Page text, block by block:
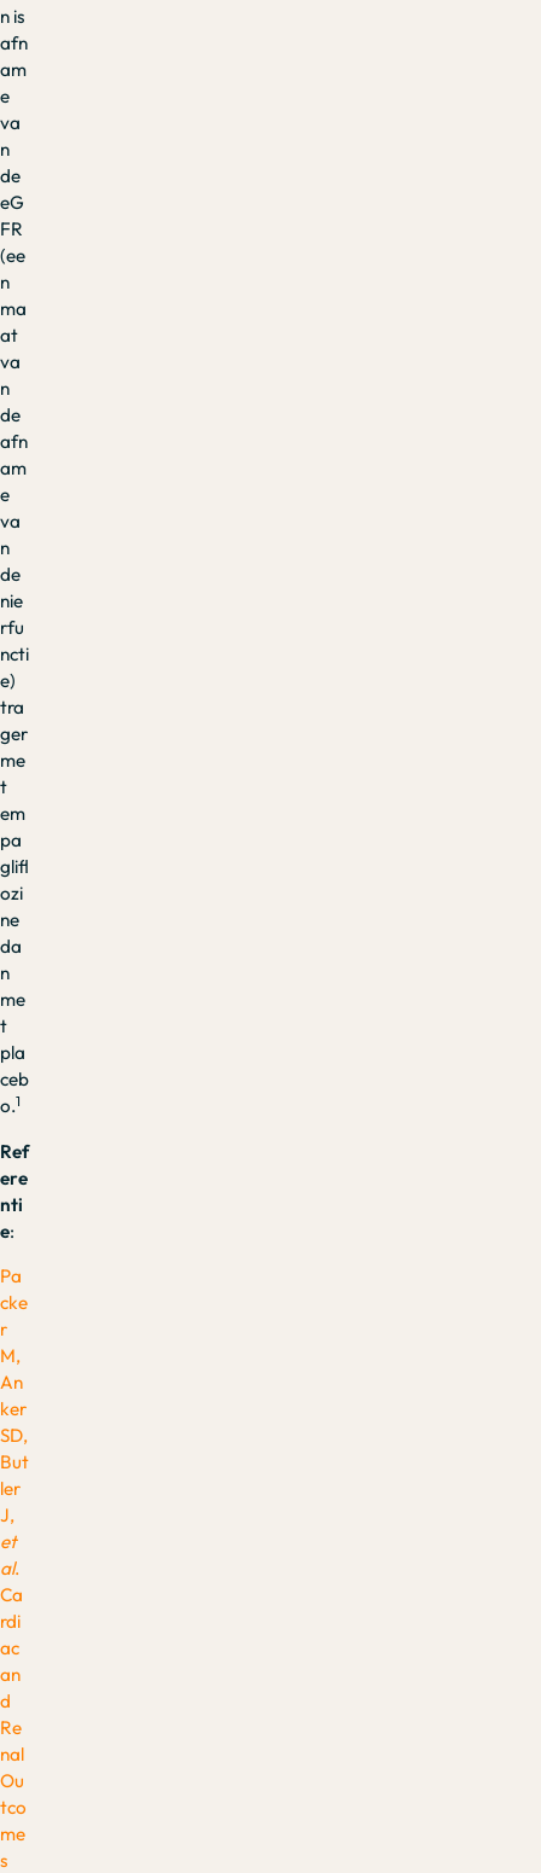
n is
afn
am
e
va
n
de
eG
FR
(ee
n
ma
at
va
n
de
afn
am
e
va
n
de
nie
rfu
ncti
e)
tra
ger
me
t
em
pa
glifl
ozi
ne
da
n
me
t
pla
ceb
o.1
Ref
ere
nti
e:
Pa
cke
r
M,
An
ker
SD,
But
ler
J,
et
al.
Ca
rdi
ac
an
d
Re
nal
Ou
tco
me
s